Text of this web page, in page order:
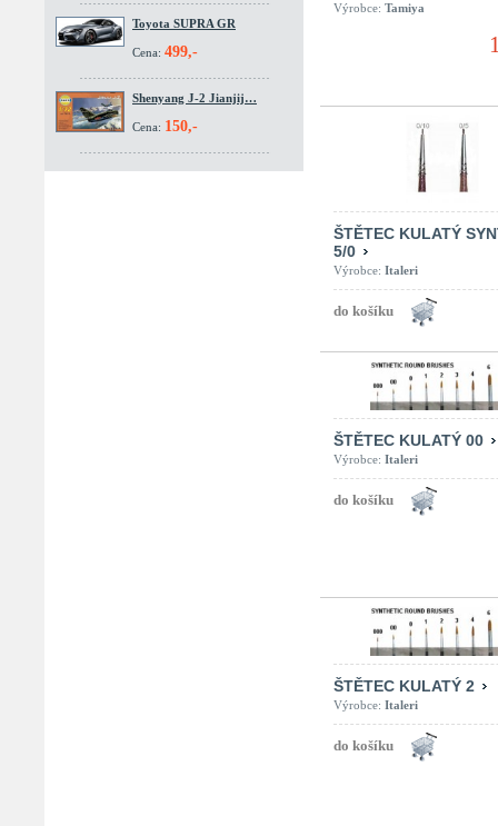
Toyota SUPRA GR
Cena: 499,-
Shenyang J-2 Jianjij…
Cena: 150,-
Výrobce: Tamiya
ŠTĚTEC KULATÝ
5/0
Výrobce: Italeri
ŠTĚTEC KULATÝ 00
Výrobce: Italeri
ŠTĚTEC KULATÝ 2
Výrobce: Italeri